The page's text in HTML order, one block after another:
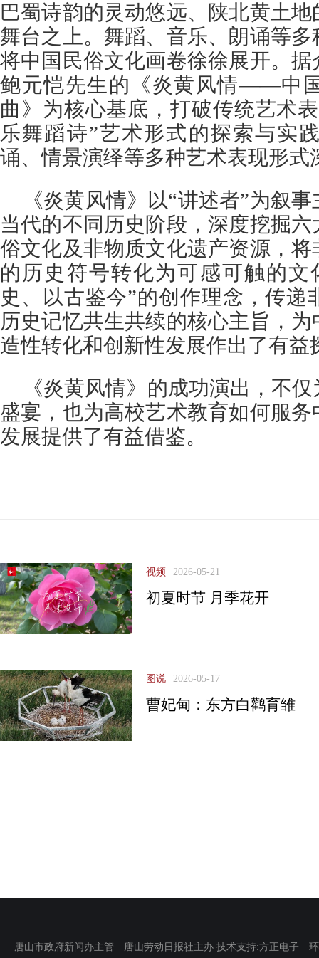
巴蜀诗韵的灵动悠远、陕北黄土
舞台之上。舞蹈、音乐、朗诵等
将中国民俗文化画卷徐徐展开。
鲍元恺先生的《炎黄风情——中
曲》为核心基底，打破传统艺术
乐舞蹈诗”艺术形式的探索与实
诵、情景演绎等多种艺术表现形式
《炎黄风情》以“讲述者”为叙
当代的不同历史阶段，深度挖掘
俗文化及非物质文化遗产资源，
的历史符号转化为可感可触的文
史、以古鉴今”的创作理念，传递
历史记忆共生共续的核心主旨，
造性转化和创新性发展作出了有益
《炎黄风情》的成功演出，不
盛宴，也为高校艺术教育如何服
发展提供了有益借鉴。
视频 2026-05-21
初夏时节 月季花开
图说 2026-05-17
曹妃甸：东方白鹳育雏
唐山市政府新闻办主管 唐山劳动日报社主办 技术支持:方正电子